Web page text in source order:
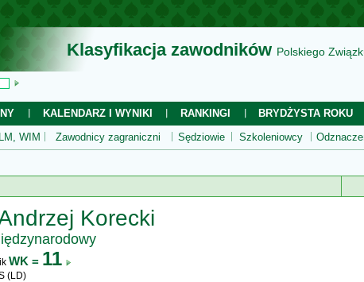
Klasyfikacja zawodników Polskiego
KALENDARZ I WYNIKI RANKINGI
BRYDŻYSTA ROKU
WIM Zawodnicy zagraniczni Sędziowie Szkoleniowcy
Korecki
WK = 11
(LD)